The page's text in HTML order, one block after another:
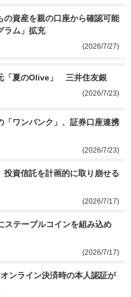
の資産を親の口座から確認可能
ラム」拡充
(2026/7/27)
「夏のOlive」　三井住友銀
(2026/7/23)
「ワンバンク」、証券口座連携
(2026/7/23)
投資信託を計画的に取り崩せる
(2026/7/17)
ステーブルコインを組み込め
(2026/7/17)
ンライン決済時の本人認証が